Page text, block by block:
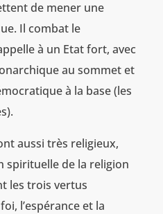
de mener une
Il combat le
à un Etat fort, avec
au sommet et
à la base (les
aussi très religieux,
spirituelle de la religion
les trois vertus
l’espérance et la